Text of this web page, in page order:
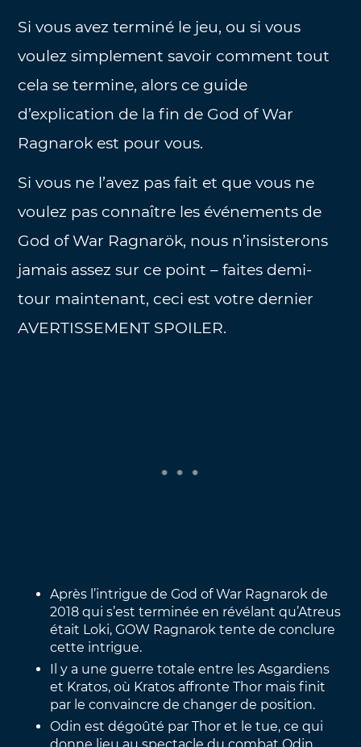
Si vous avez terminé le jeu, ou si vous
voulez simplement savoir comment tout
cela se termine, alors ce guide
d’explication de la fin de God of War
Ragnarok est pour vous.
Si vous ne l’avez pas fait et que vous ne
voulez pas connaître les événements de
God of War Ragnarök, nous n’insisterons
jamais assez sur ce point – faites demi-
tour maintenant, ceci est votre dernier
AVERTISSEMENT SPOILER.
Après l’intrigue de God of War Ragnarok de
2018 qui s’est terminée en révélant qu’Atreus
était Loki, GOW Ragnarok tente de conclure
cette intrigue.
Il y a une guerre totale entre les Asgardiens
et Kratos, où Kratos affronte Thor mais finit
par le convaincre de changer de position.
Odin est dégoûté par Thor et le tue, ce qui